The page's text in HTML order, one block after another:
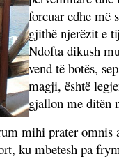
forcuar edhe më
gjithë njerëzit e
Ndofta dikush
vend të botës,
magji, është
gjallon me ditën
mihi prater omnis
ku mbetesh pa